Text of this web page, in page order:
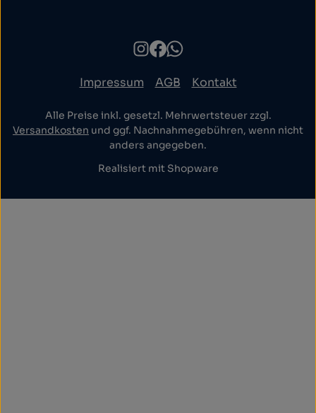
Impressum AGB Kontakt
Alle Preise inkl. gesetzl. Mehrwertsteuer zzgl.
Versandkosten und ggf. Nachnahmegebühren, wenn nicht
anders angegeben.
Realisiert mit Shopware